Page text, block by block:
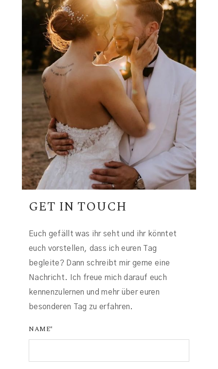
GET IN TOUCH
Euch gefällt was ihr seht und ihr könntet
euch vorstellen, dass ich euren Tag
begleite? Dann schreibt mir gerne eine
Nachricht. Ich freue mich darauf euch
kennenzulernen und mehr über euren
besonderen Tag zu erfahren.
NAME